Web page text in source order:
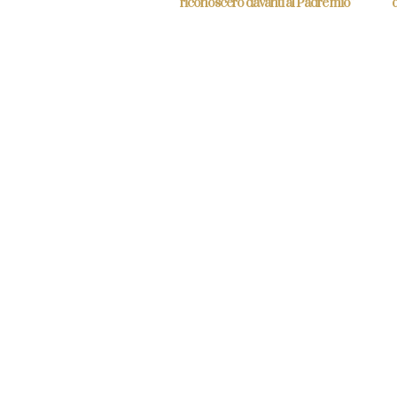
riconoscerò davanti al Padre mio”